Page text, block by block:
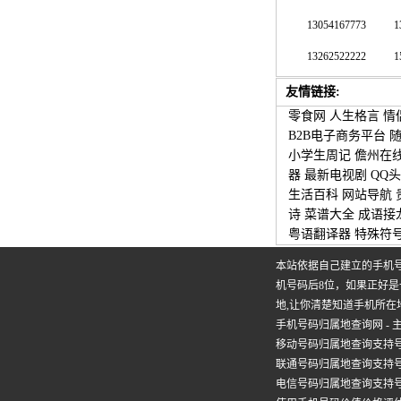
13054167773
13262522222
友情链接:
零食网 人生格言 情
B2B电子商务平台
小学生周记 儋州在
器 最新电视剧 QQ
生活百科 网站导航
诗 菜谱大全 成语接
粤语翻译器 特殊符
本站依据自己建立的手机
机号码后8位，如果正好
地,让你清楚知道手机所
手机号码归属地查询网 -
移动号码归属地查询支持号
联通号码归属地查询支持
电信号码归属地查询支持